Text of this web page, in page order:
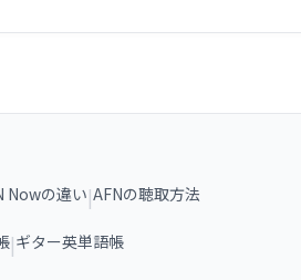
Nowの違い|AFNの聴取方法
|ギター英単語帳